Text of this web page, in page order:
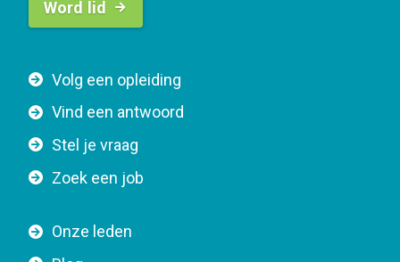
F
o
t
e
a
Volg een opleiding
Vind een antwoord
Stel je vraag
Zoek een job
Onze leden
t
o
n
a
v
g
Word lid